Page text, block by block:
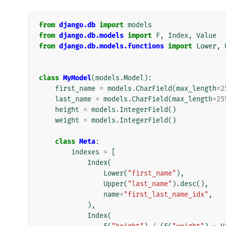
from django.db import models
from django.db.models import F, Index, Value
from django.db.models.functions import Lower,
class MyModel(models .Model ):
first_name = models .CharField(max_length=
last_name = models .CharField(max_length=
height = models .IntegerField()
weight = models .IntegerField()
class Meta:
indexes =
Index(
Lower( "first_name" ),
Upper( "last_name" ) .desc(),
name="first_last_name_idx" ,
),
Index(